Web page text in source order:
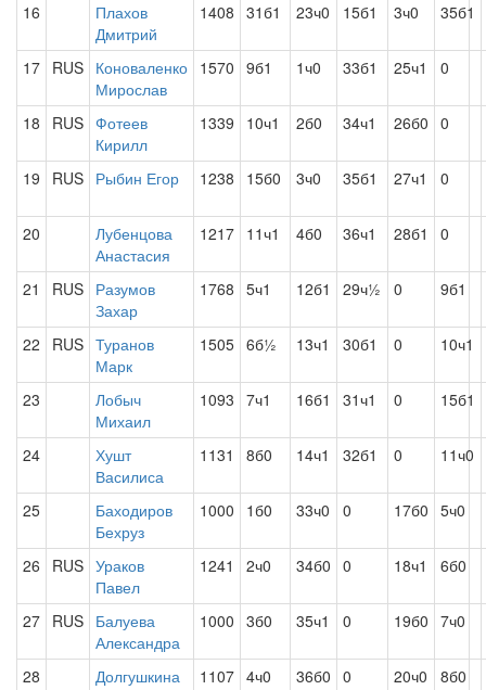
16
Плахов
Дмитрий
1408 31б1 23ч0 15б1 3ч0 35б1
17 RUS Коноваленко
Мирослав
1570 9б1 1ч0 33б1 25ч1 0
18 RUS Фотеев
Кирилл
1339 10ч1 2б0 34ч1 26б0 0
19 RUS Рыбин Егор 1238 15б0 3ч0 35б1 27ч1 0
20
Лубенцова
Анастасия
1217 11ч1 4б0 36ч1 28б1 0
21 RUS Разумов
Захар
1768 5ч1 12б1 29ч½ 0 9б1
22 RUS Туранов
Марк
1505 6б½ 13ч1 30б1 0 10ч1
23
Лобыч
Михаил
1093 7ч1 16б1 31ч1 0 15б1
24
Хушт
Василиса
1131 8б0 14ч1 32б1 0 11ч0
25
Баходиров
Бехруз
1000 1б0 33ч0 0 17б0 5ч0
26 RUS Ураков
Павел
1241 2ч0 34б0 0 18ч1 6б0
27 RUS Балуева
Александра
1000 3б0 35ч1 0 19б0 7ч0
28
Долгушкина
1107 4ч0 36б0 0 20ч0 8б0